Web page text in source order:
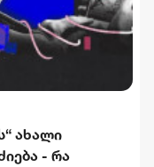
ახალი
- რა